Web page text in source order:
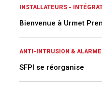
INSTALLATEURS -
Bienvenue à Urmet
ANTI-INTRUSION &
SFPI se réorganise